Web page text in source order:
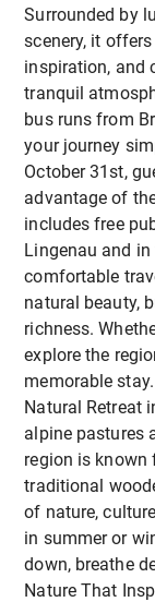
Digitale
Durch die
Berichten
digitalen
Vermittlung
erkunden
Lehrkräfte
umIdeen,
Perspektiven
langfristige
Inklusiv &
Alle
jede:r
kann.
Ziele
Stärkung
durch
Sharing
und des
Vorarlberg
🚡Freier
Region
🏊
Wir bieten
ganze Jahr
Hotel
Pension
Harald's
2-3
Genießen
exklusiven
der
nutzen!
catering
making
Surrounded by
scenery, it
inspiration, and
tranquil
bus runs from
your journey
October 31st,
advantage of
includes free
Lingenau and
comfortable
natural beauty,
richness.
explore the
memorable
Natural Retreat
alpine pastures
region is known
traditional
of nature,
in summer or
down, breathe
Nature That